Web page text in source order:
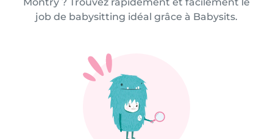
job de babysitting idéal grâce à Babysits.